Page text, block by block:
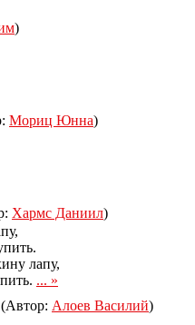
)
Мориц Юнна)
Хармс Даниил)
лапу,
... »
(Автор: Алоев Василий)